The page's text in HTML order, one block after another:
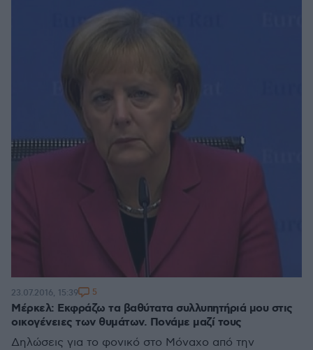
Μέρκελ: Εκφράζω τα βαθύτατα συλλυπητήριά μου στις
οικογένειες των θυμάτων. Πονάμε μαζί τους
Δηλώσεις για το φονικό στο Μόναχο από την
23.07.2016, 15:39 5